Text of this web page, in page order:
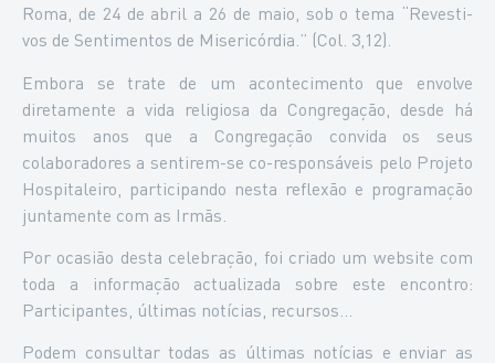
Roma, de 24 de abril a 26 de maio, sob o tema “Revesti-
vos de Sentimentos de Misericórdia.” (Col. 3,12).
Embora se trate de um acontecimento que envolve
diretamente a vida religiosa da Congregação, desde há
muitos anos que a Congregação convida os seus
colaboradores a sentirem-se co-responsáveis pelo Projeto
Hospitaleiro, participando nesta reflexão e programação
juntamente com as Irmãs.
Por ocasião desta celebração, foi criado um website com
toda a informação actualizada sobre este encontro:
Participantes, últimas notícias, recursos…
Podem consultar todas as últimas notícias e enviar as